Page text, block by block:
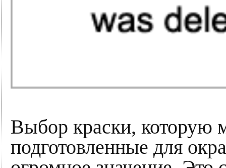
Выбор краски, которую
подготовленные для